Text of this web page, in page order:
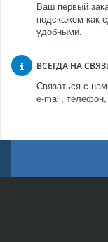
Ваш первый
подскажем как
удобными.
ВСЕГДА НА
Связаться с
e-mail,